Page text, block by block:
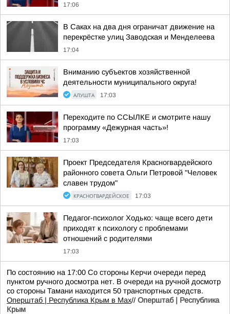
17:06
В Саках на два дня ограничат движение на
перекрёстке улиц Заводская и Менделеева
17:04
Вниманию субъектов хозяйственной
деятельности муниципального округа!
АЛУШТА 17:03
Переходите по ССЫЛКЕ и смотрите нашу
программу «Дежурная часть»!
17:03
Проект Председателя Красногвардейского
районного совета Ольги Петровой "Человек
славен трудом"
КРАСНОГВАРДЕЙСКОЕ 17:03
Педагог-психолог Ходько: чаще всего дети
приходят к психологу с проблемами
отношений с родителями
17:03
По состоянию на 17:00 Со стороны Керчи очереди перед
пунктом ручного досмотра нет. В очереди на ручной досмотр
со стороны Тамани находится 50 транспортных средств.
Оперштаб | Республика Крым в Мax// Оперштаб | Республика
Крым